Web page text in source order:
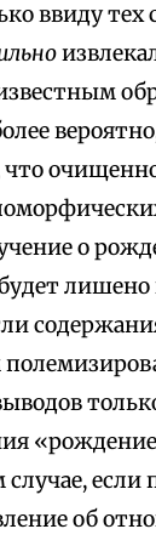
ввиду тех
что
о
лишено
если
об